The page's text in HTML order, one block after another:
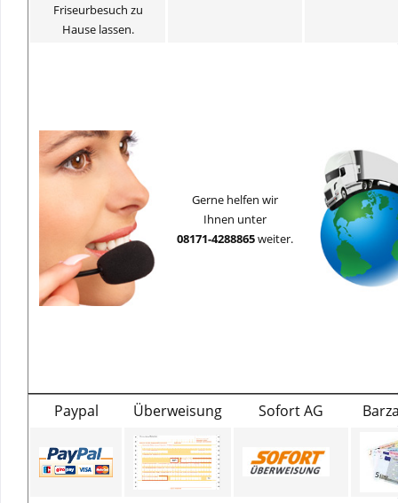
Friseurbesuch zu
Hause lassen.
Gerne helfen wir
Ihnen unter
08171-4288865weiter.
Paypal Überweisung Sofort AG